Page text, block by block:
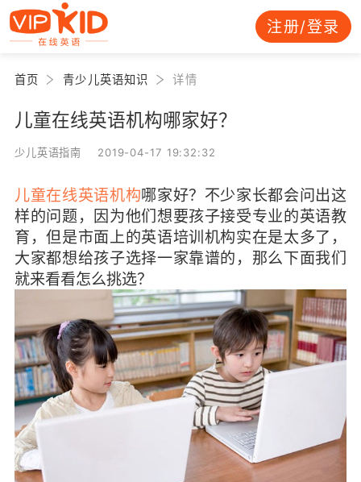
注册/登录
首页 青少儿英语知识 详情
儿童在线英语机构哪家好？
少儿英语指南 2019-04-17 19:32:32
儿童在线英语机构哪家好？不少家长都会问出这
样的问题，因为他们想要孩子接受专业的英语教
育，但是市面上的英语培训机构实在是太多了，
大家都想给孩子选择一家靠谱的，那么下面我们
就来看看怎么挑选？